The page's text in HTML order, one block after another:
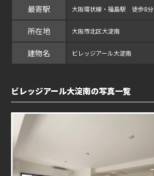
最寄駅 大阪環状線・福島駅 徒歩8分
所在地 大阪市北区大淀南
建物名 ビレッジアール大淀南
ビレッジアール大淀南の写真一覧